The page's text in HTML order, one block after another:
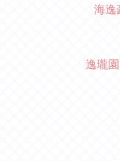
海逸
逸瓏